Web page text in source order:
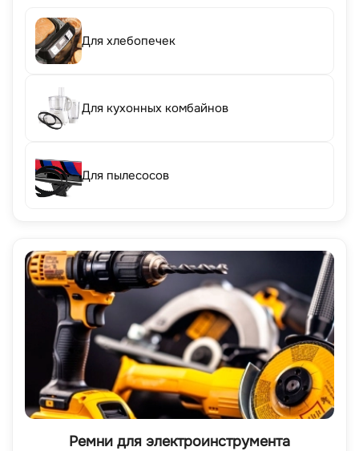
Для хлебопечек
Для кухонных комбайнов
Для пылесосов
Ремни для электроинструмента